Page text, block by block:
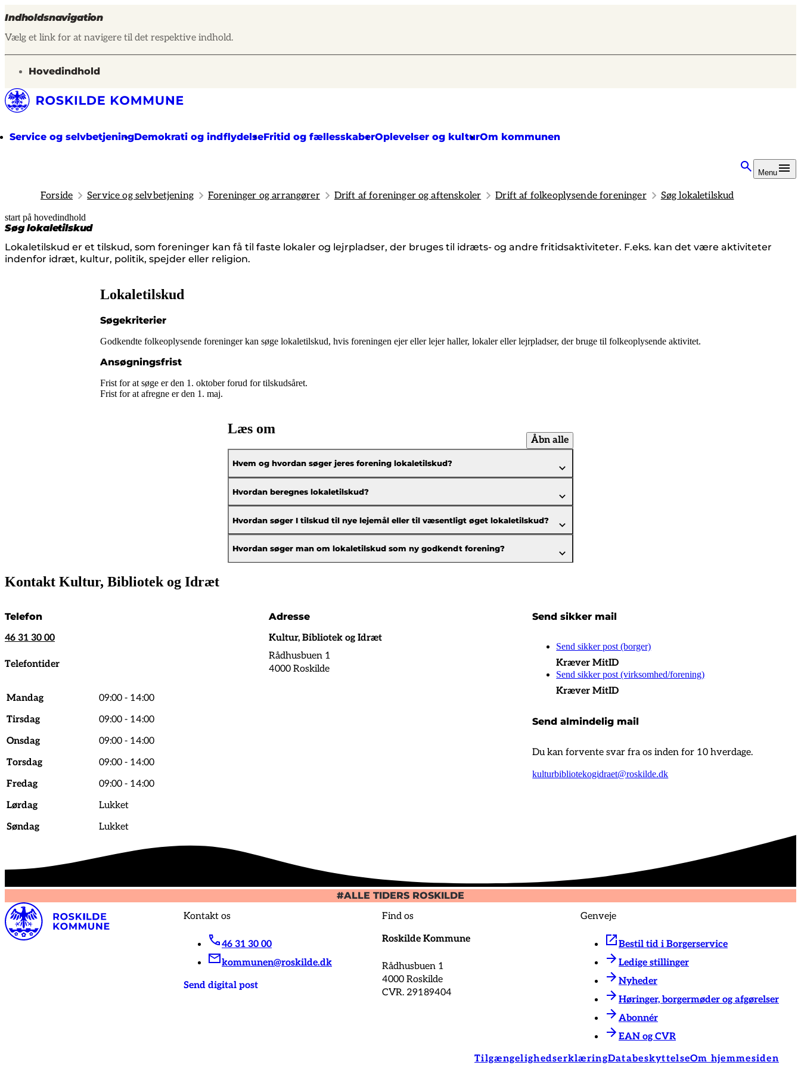
Indholdsnavigation
Vælg et link for at navigere til det respektive indhold.
gå til
Hovedindhold
Service og selvbetjeningDemokrati og indflydelseFritid og fællesskaberOplevelser og kulturOm kommunen
Menu
Forside Service og selvbetjening Foreninger og arrangører Drift af foreninger og aftenskoler Drift af folkeoplysende foreninger Søg lokaletilskud
start på hovedindhold
Søg lokaletilskud
Lokaletilskud er et tilskud, som foreninger kan få til faste lokaler og lejrpladser, der bruges til idræts- og andre fritidsaktiviteter. F.eks. kan det være aktiviteter
indenfor idræt, kultur, politik, spejder eller religion.
senest opdateret 22. april 2026
Lokaletilskud
Søgekriterier
Godkendte folkeoplysende foreninger kan søge lokaletilskud, hvis foreningen ejer eller lejer haller, lokaler eller lejrpladser, der bruge til folkeoplysende aktivitet.
Ansøgningsfrist
Frist for at søge er den 1. oktober forud for tilskudsåret.
Frist for at afregne er den 1. maj.
Læs om
Åbn alle
Hvem og hvordan søger jeres forening lokaletilskud?
Hvordan beregnes lokaletilskud?
Hvordan søger I tilskud til nye lejemål eller til væsentligt øget lokaletilskud?
Hvordan søger man om lokaletilskud som ny godkendt forening?
Kontakt Kultur, Bibliotek og Idræt
Telefon
46 31 30 00
Telefontider
Mandag
09:00 - 14:00
Tirsdag
09:00 - 14:00
Onsdag
09:00 - 14:00
Torsdag
09:00 - 14:00
Fredag
09:00 - 14:00
Lørdag
Lukket
Søndag
Lukket
Adresse
Kultur, Bibliotek og Idræt
Rådhusbuen 1
4000 Roskilde
Send sikker mail
Send sikker post (borger)
Kræver MitID
Send sikker post (virksomhed/forening)
Kræver MitID
Send almindelig mail
Du kan forvente svar fra os inden for 10 hverdage.
kulturbibliotekogidraet@roskilde.dk
#ALLE TIDERS ROSKILDE
Kontakt os
46 31 30 00
kommunen@roskilde.dk
Send digital post
Find os
Roskilde Kommune
Rådhusbuen 1
4000 Roskilde
CVR. 29189404
Genveje
Bestil tid i Borgerservice
Ledige stillinger
Nyheder
Høringer, borgermøder og afgørelser
Abonnér
EAN og CVR
TilgængelighedserklæringDatabeskyttelseOm hjemmesiden